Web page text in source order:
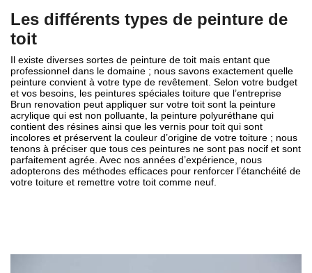
Les différents types de peinture de
toit
Il existe diverses sortes de peinture de toit mais entant que
professionnel dans le domaine ; nous savons exactement quelle
peinture convient à votre type de revêtement. Selon votre budget
et vos besoins, les peintures spéciales toiture que l’entreprise
Brun renovation peut appliquer sur votre toit sont la peinture
acrylique qui est non polluante, la peinture polyuréthane qui
contient des résines ainsi que les vernis pour toit qui sont
incolores et préservent la couleur d’origine de votre toiture ; nous
tenons à préciser que tous ces peintures ne sont pas nocif et sont
parfaitement agrée. Avec nos années d’expérience, nous
adopterons des méthodes efficaces pour renforcer l’étanchéité de
votre toiture et remettre votre toit comme neuf.